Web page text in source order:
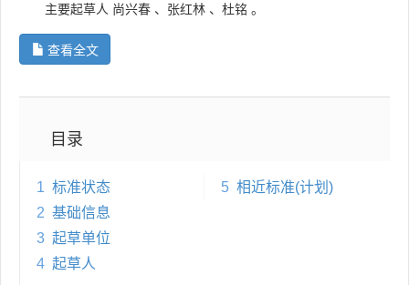
主要起草人 尚兴春 、 张红林 、 杜铭 。
查看全文
目录
1 标准状态
2 基础信息
3 起草单位
4 起草人
5 相近标准(计划)